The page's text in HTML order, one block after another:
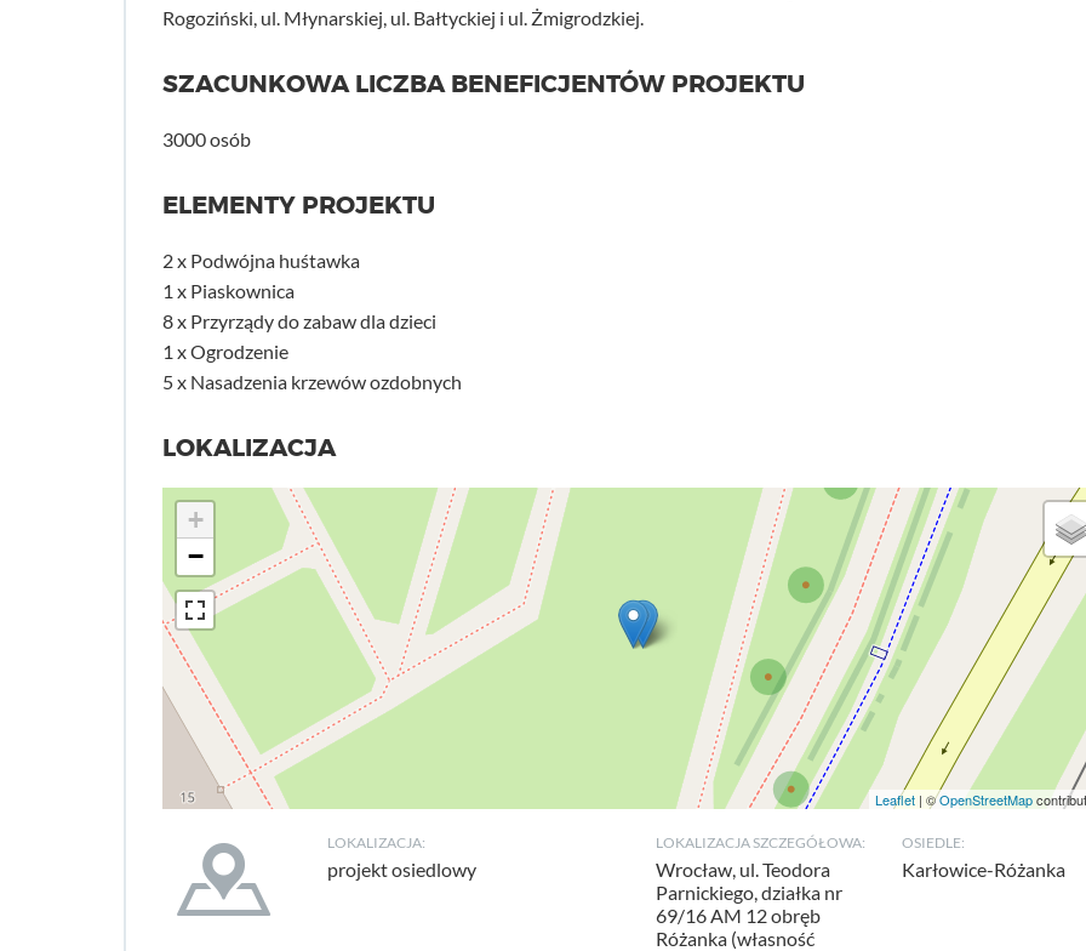
Rogoziński, ul. Młynarskiej, ul. Bałtyckiej i ul. Żmigrodzkiej.
SZACUNKOWA LICZBA BENEFICJENTÓW PROJEKTU
3000 osób
ELEMENTY PROJEKTU
2 x Podwójna huśtawka
1 x Piaskownica
8 x Przyrządy do zabaw dla dzieci
1 x Ogrodzenie
5 x Nasadzenia krzewów ozdobnych
LOKALIZACJA
+
−
Leaflet| ©OpenStreetMap
LOKALIZACJA:
projekt osiedlowy
LOKALIZACJA SZCZEGÓŁOWA:
Wrocław, ul. Teodora
Parnickiego, działka nr
69/16 AM 12 obręb
Różanka (własność
OSIEDLE:
Karłowice-Różanka